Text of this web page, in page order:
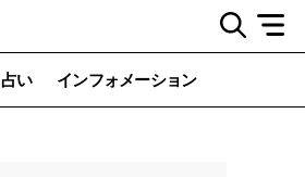
占い インフォメーション